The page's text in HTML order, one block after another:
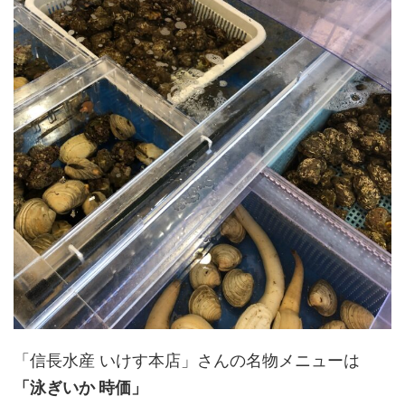
「信長水産 いけす本店」さんの名物メニューは
「泳ぎいか 時価」